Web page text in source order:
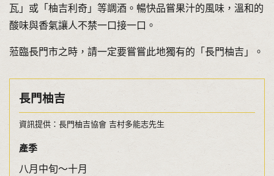
瓦」或「柚吉利奇」等調酒。暢快品嘗果汁的風味，溫和的
酸味與香氣讓人不禁一口接一口。
蒞臨長門市之時，請一定要嘗嘗此地獨有的「長門柚吉」。
長門柚吉
資訊提供：長門柚吉協會 吉村多能志先生
產季
八月中旬～十月